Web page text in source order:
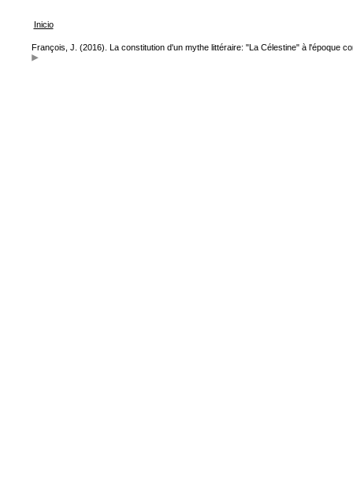
Inicio
François, J. (2016). La constitution d'un mythe littéraire: "La Célestine" à l'époque